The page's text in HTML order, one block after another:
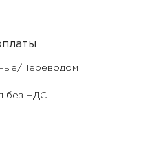
Переводом
без НДС